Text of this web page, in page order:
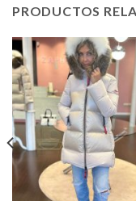
PRODUCTOS